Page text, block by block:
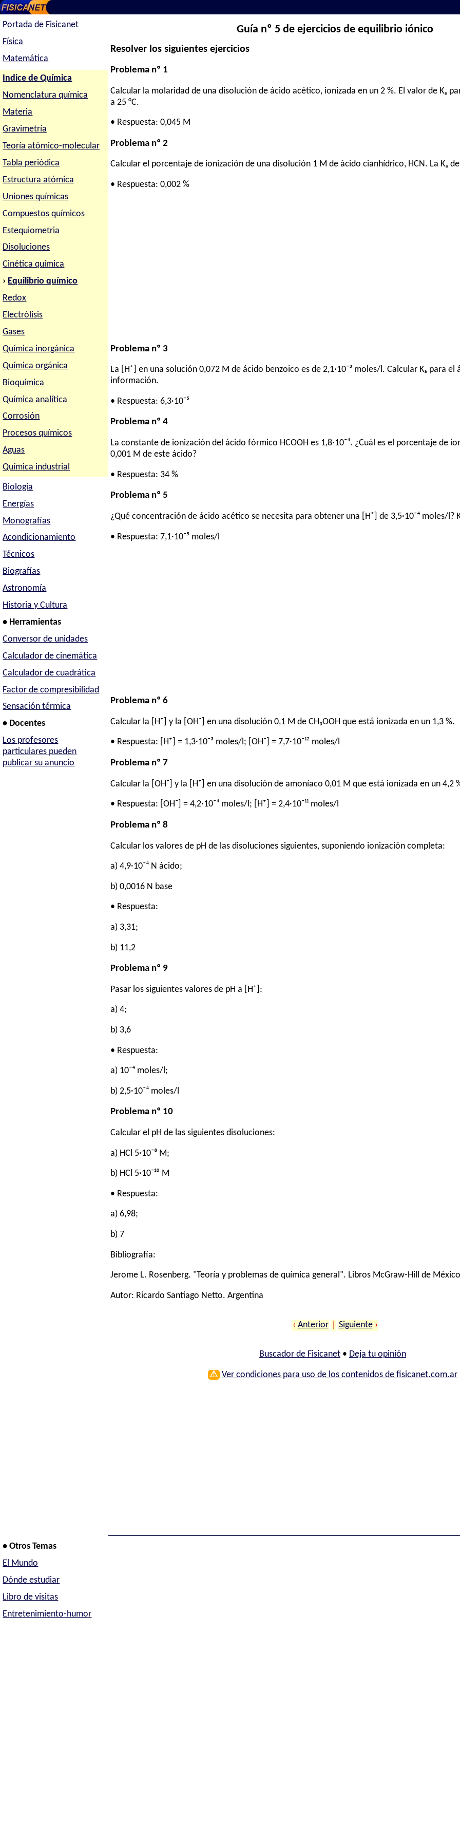
Portada de Fisicanet
Física
Matemática
Indice de Química
Nomenclatura química
Materia
Gravimetría
Teoría atómico-molecular
Tabla periódica
Estructura atómica
Uniones químicas
Compuestos químicos
Estequiometria
Disoluciones
Cinética química
› Equilibrio químico
Redox
Electrólisis
Gases
Química inorgánica
Química orgánica
Bioquímica
Química analítica
Corrosión
Procesos químicos
Aguas
Química industrial
Biología
Energías
Monografías
Acondicionamiento
Técnicos
Biografías
Astronomía
Historia y Cultura
• Herramientas
Conversor de unidades
Calculador de cinemática
Calculador de cuadrática
Factor de compresibilidad
Sensación térmica
• Docentes
Los profesores
particulares pueden
publicar su anuncio
Guía nº 5 de ejercicios de equilibrio iónico
Resolver los siguientes ejercicios
Problema nº 1
Calcular la molaridad de una disolución de ácido acético, ionizada en un 2 %. El valor de Kₐ
a 25 °C.
• Respuesta: 0,045 M
Problema nº 2
Calcular el porcentaje de ionización de una disolución 1 M de ácido cianhídrico, HCN. La Kₐ del
• Respuesta: 0,002 %
Problema nº 3
La [H⁺] en una solución 0,072 M de ácido benzoico es de 2,1·10⁻³ moles/l. Calcular Kₐ para
información.
• Respuesta: 6,3·10⁻⁵
Problema nº 4
La constante de ionización del ácido fórmico HCOOH es 1,8·10⁻⁴. ¿Cuál es el porcentaje de
0,001 M de este ácido?
• Respuesta: 34 %
Problema nº 5
¿Qué concentración de ácido acético se necesita para obtener una [H⁺] de 3,5·10⁻⁴ moles/l?
• Respuesta: 7,1·10⁻⁵ moles/l
Problema nº 6
Calcular la [H⁺] y la [OH⁻] en una disolución 0,1 M de CH₃OOH que está ionizada en un 1,3 %.
• Respuesta: [H⁺] = 1,3·10⁻³ moles/l; [OH⁻] = 7,7·10⁻¹² moles/l
Problema nº 7
Calcular la [OH⁻] y la [H⁺] en una disolución de amoníaco 0,01 M que está ionizada en un 4,2
• Respuesta: [OH⁻] = 4,2·10⁻⁴ moles/l; [H⁺] = 2,4·10⁻¹¹ moles/l
Problema nº 8
Calcular los valores de pH de las disoluciones siguientes, suponiendo ionización completa:
a) 4,9·10⁻⁴ N ácido;
b) 0,0016 N base
• Respuesta:
a) 3,31;
b) 11,2
Problema nº 9
Pasar los siguientes valores de pH a [H⁺]:
a) 4;
b) 3,6
• Respuesta:
a) 10⁻⁴ moles/l;
b) 2,5·10⁻⁴ moles/l
Problema nº 10
Calcular el pH de las siguientes disoluciones:
a) HCl 5·10⁻⁸ M;
b) HCl 5·10⁻¹⁰ M
• Respuesta:
a) 6,98;
b) 7
Bibliografía:
Jerome L. Rosenberg. "Teoría y problemas de química general". Libros McGraw-Hill de
Autor: Ricardo Santiago Netto. Argentina
‹ Anterior Siguiente ›
Buscador de Fisicanet• Deja tu opinión
⚠ Ver condiciones para uso de los contenidos de fisicanet.com.ar
• Otros Temas
El Mundo
Dónde estudiar
Libro de visitas
Entretenimiento-humor